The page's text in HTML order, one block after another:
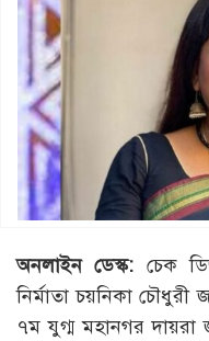
অনলাইন ডেস্ক: চেক
নির্মাতা চয়নিকা চৌধুরী
৭ম যুগ্ম মহানগর